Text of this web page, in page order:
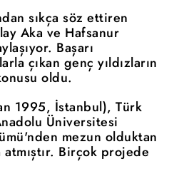
sıkça söz ettiren
Aka ve Hafsanur
Başarı
çıkan genç yıldızların
oldu.
1995, İstanbul), Türk
Üniversitesi
mezun olduktan
Birçok projede